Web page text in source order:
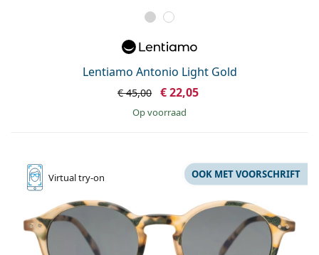
Lentiamo Antonio Light Gold
€ 45,00 € 22,05
op voorraad
Virtualtry-on OOK MET VOORSCHRIFT